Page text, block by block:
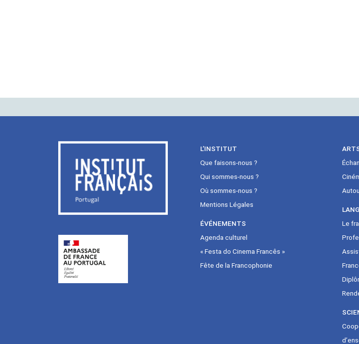
L’INSTITUT
Que faisons-nous ?
Qui sommes-nous ?
Où sommes-nous ?
Mentions Légales
ÉVÉNEMENTS
Agenda culturel
« Festa do Cinema Francês »
Fête de la Francophonie
Le